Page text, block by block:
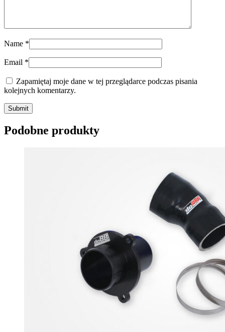
Name *
Email *
Zapamiętaj moje dane w tej przeglądarce podczas pisania
kolejnych komentarzy.
Submit
Podobne produkty